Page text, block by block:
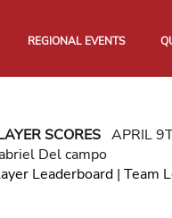
REGIONAL EVENTS
SCORESAPRIL
Del campo
Leaderboard| Team